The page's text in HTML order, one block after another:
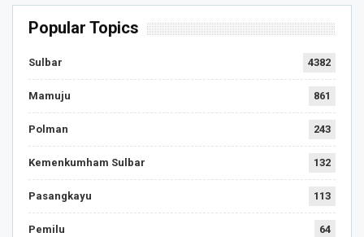
Popular Topics
Sulbar 4382
Mamuju 861
Polman 243
Kemenkumham Sulbar 132
Pasangkayu 113
Pemilu 64